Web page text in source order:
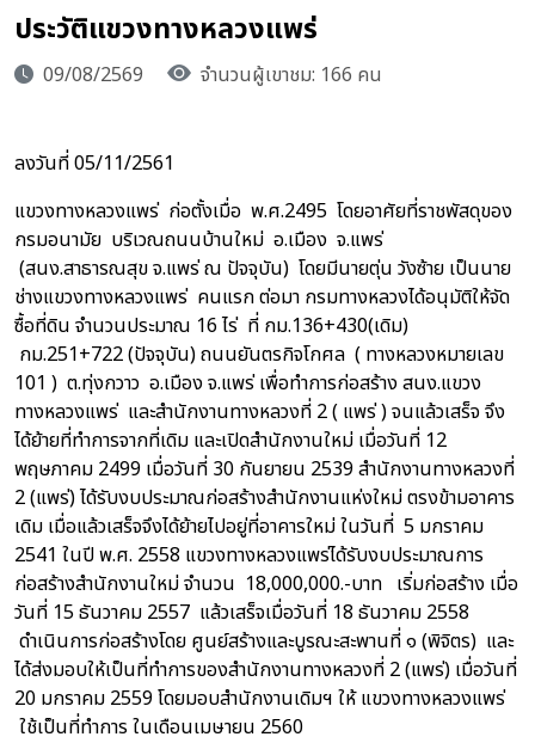
ประวัติแขวงทางหลวงแพร่
09/08/2569 จำนวนผู้เขาชม: 166 คน
ลงวันที่ 05/11/2561
แขวงทางหลวงแพร่ ก่อตั้งเมื่อ พ.ศ.2495 โดยอาศัยที่ราชพัสดุของ
กรมอนามัย บริเวณถนนบ้านใหม่ อ.เมือง จ.แพร่
(สนง.สาธารณสุข จ.แพร่ ณ ปัจจุบัน) โดยมีนายตุ่น วังซ้าย เป็นนาย
ช่างแขวงทางหลวงแพร่ คนแรก ต่อมา กรมทางหลวงได้อนุมัติให้จัด
ซื้อที่ดิน จำนวนประมาณ 16 ไร่ ที่ กม.136+430(เดิม)
กม.251+722 (ปัจจุบัน) ถนนยันตรกิจโกศล ( ทางหลวงหมายเลข
101 ) ต.ทุ่งกวาว อ.เมือง จ.แพร่ เพื่อทำการก่อสร้าง สนง.แขวง
ทางหลวงแพร่ และสำนักงานทางหลวงที่ 2 ( แพร่ ) จนแล้วเสร็จ จึง
ได้ย้ายที่ทำการจากที่เดิม และเปิดสำนักงานใหม่ เมื่อวันที่ 12
พฤษภาคม 2499 เมื่อวันที่ 30 กันยายน 2539 สำนักงานทางหลวงที่
2 (แพร่) ได้รับงบประมาณก่อสร้างสำนักงานแห่งใหม่ ตรงข้ามอาคาร
เดิม เมื่อแล้วเสร็จจึงได้ย้ายไปอยู่ที่อาคารใหม่ ในวันที่ 5 มกราคม
2541 ในปี พ.ศ. 2558 แขวงทางหลวงแพร่ได้รับงบประมาณการ
ก่อสร้างสำนักงานใหม่ จำนวน 18,000,000.-บาท เริ่มก่อสร้าง เมื่อ
วันที่ 15 ธันวาคม 2557 แล้วเสร็จเมื่อวันที่ 18 ธันวาคม 2558
ดำเนินการก่อสร้างโดย ศูนย์สร้างและบูรณะสะพานที่ ๑ (พิจิตร) และ
ได้ส่งมอบให้เป็นที่ทำการของสำนักงานทางหลวงที่ 2 (แพร่) เมื่อวันที่
20 มกราคม 2559 โดยมอบสำนักงานเดิมฯ ให้ แขวงทางหลวงแพร่
ใช้เป็นที่ทำการ ในเดือนเมษายน 2560